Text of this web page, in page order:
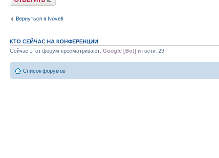
Вернуться в Novell
КТО СЕЙЧАС НА КОНФЕРЕНЦИИ
Сейчас этот форум просматривают: Google [Bot] и гости: 29
Список форумов